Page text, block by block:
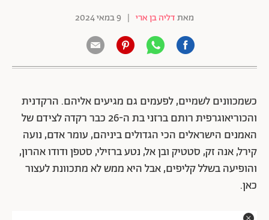
מאתדליה בן ארי | 9 במאי 2024
כשמכוונים לשמיים, לפעמים גם מגיעים אליהם. הרקדנית
והכוריאוגרפית רותם ברזני בת ה-26 כבר רקדה לצידם של
האמנים הישראלים הכי הגדולים ביניהם, עומר אדם, נועה
קירל, אנה זק, סטטיק ובן אל, נטע ברזילי, סטפן ודודו אהרון,
והופיעה בשלל קליפים, אבל היא ממש לא מתכוונת לעצור
כאן.